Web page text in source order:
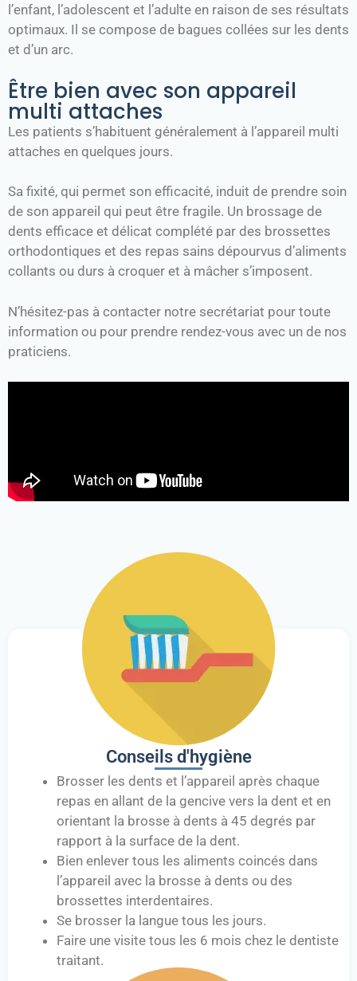
l’enfant, l’adolescent et l’adulte en raison de ses résultats
optimaux. Il se compose de bagues collées sur les dents
et d’un arc.
Être bien avec son appareil
multi attaches
Les patients s’habituent généralement à l’appareil multi
attaches en quelques jours.
Sa fixité, qui permet son efficacité, induit de prendre soin
de son appareil qui peut être fragile. Un brossage de
dents efficace et délicat complété par des brossettes
orthodontiques et des repas sains dépourvus d’aliments
collants ou durs à croquer et à mâcher s’imposent.
N’hésitez-pas à contacter notre secrétariat pour toute
information ou pour prendre rendez-vous avec un de nos
praticiens.
Conseils d'hygiène
Brosser les dents et l’appareil après chaque
repas en allant de la gencive vers la dent et en
orientant la brosse à dents à 45 degrés par
rapport à la surface de la dent.
Bien enlever tous les aliments coincés dans
l’appareil avec la brosse à dents ou des
brossettes interdentaires.
Se brosser la langue tous les jours.
Faire une visite tous les 6 mois chez le dentiste
traitant.